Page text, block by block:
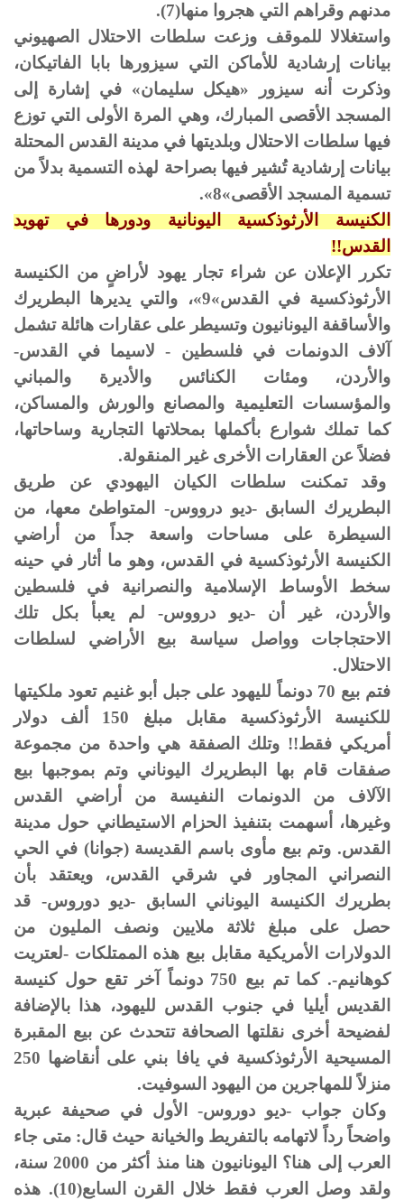
مدنهم وقراهم التي هجروا منها(7).
واستغلالا للموقف وزعت سلطات الاحتلال الصهيوني
بيانات إرشادية للأماكن التي سيزورها بابا الفاتيكان،
وذكرت أنه سيزور «هيكل سليمان» في إشارة إلى
المسجد الأقصى المبارك، وهي المرة الأولى التي توزع
فيها سلطات الاحتلال وبلديتها في مدينة القدس المحتلة
بيانات إرشادية تُشير فيها بصراحة لهذه التسمية بدلاً من
تسمية المسجد الأقصى»8».
الكنيسة الأرثوذكسية اليونانية ودورها في تهويد
القدس!!
تكرر الإعلان عن شراء تجار يهود لأراضٍ من الكنيسة
الأرثوذكسية في القدس»9»، والتي يديرها البطريرك
والأساقفة اليونانيون وتسيطر على عقارات هائلة تشمل
آلاف الدونمات في فلسطين - لاسيما في القدس-
والأردن، ومئات الكنائس والأديرة والمباني
والمؤسسات التعليمية والمصانع والورش والمساكن،
كما تملك شوارع بأكملها بمحلاتها التجارية وساحاتها،
فضلاً عن العقارات الأخرى غير المنقولة.
وقد تمكنت سلطات الكيان اليهودي عن طريق
البطريرك السابق -ديو درووس- المتواطئ معها، من
السيطرة على مساحات واسعة جداً من أراضي
الكنيسة الأرثوذكسية في القدس، وهو ما أثار في حينه
سخط الأوساط الإسلامية والنصرانية في فلسطين
والأردن، غير أن -ديو درووس- لم يعبأ بكل تلك
الاحتجاجات وواصل سياسة بيع الأراضي لسلطات
الاحتلال.
فتم بيع 70 دونماً لليهود على جبل أبو غنيم تعود ملكيتها
للكنيسة الأرثوذكسية مقابل مبلغ 150 ألف دولار
أمريكي فقط!! وتلك الصفقة هي واحدة من مجموعة
صفقات قام بها البطريرك اليوناني وتم بموجبها بيع
الآلاف من الدونمات النفيسة من أراضي القدس
وغيرها، أسهمت بتنفيذ الحزام الاستيطاني حول مدينة
القدس. وتم بيع مأوى باسم القديسة (جوانا) في الحي
النصراني المجاور في شرقي القدس، ويعتقد بأن
بطريرك الكنيسة اليوناني السابق -ديو دوروس- قد
حصل على مبلغ ثلاثة ملايين ونصف المليون من
الدولارات الأمريكية مقابل بيع هذه الممتلكات -لعتريت
كوهانيم-. كما تم بيع 750 دونماً آخر تقع حول كنيسة
القديس أيليا في جنوب القدس لليهود، هذا بالإضافة
لفضيحة أخرى نقلتها الصحافة تتحدث عن بيع المقبرة
المسيحية الأرثوذكسية في يافا بني على أنقاضها 250
منزلاً للمهاجرين من اليهود السوفيت.
وكان جواب -ديو دوروس- الأول في صحيفة عبرية
واضحاً رداً لاتهامه بالتفريط والخيانة حيث قال: متى جاء
العرب إلى هنا؟ اليونانيون هنا منذ أكثر من 2000 سنة،
ولقد وصل العرب فقط خلال القرن السابع(10). هذه